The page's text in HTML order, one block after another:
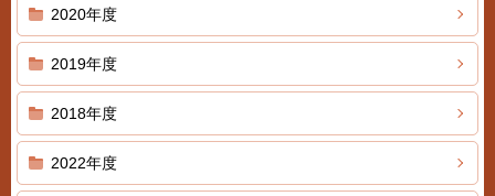
2020年度
2019年度
2018年度
2022年度